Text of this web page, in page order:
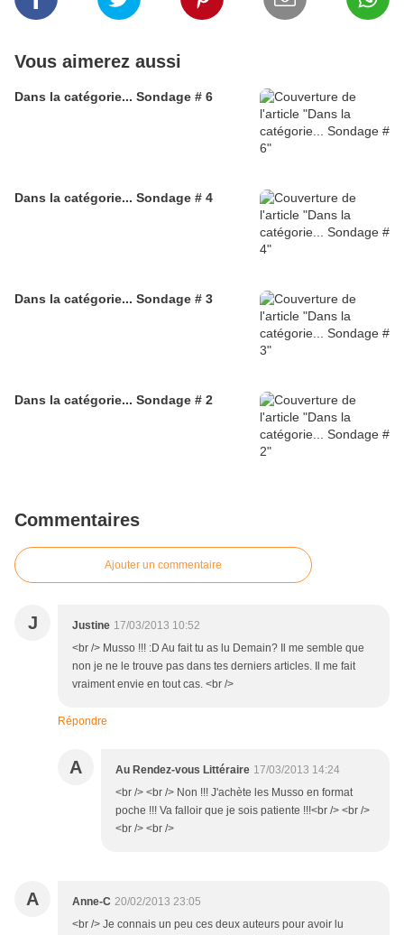
Vous aimerez aussi
Dans la catégorie... Sondage # 6
Dans la catégorie... Sondage # 4
Dans la catégorie... Sondage # 3
Dans la catégorie... Sondage # 2
Commentaires
Ajouter un commentaire
J Justine 17/03/2013 10:52
<br /> Musso !!! :D Au fait tu as lu Demain? Il me semble que
non je ne le trouve pas dans tes derniers articles. Il me fait
vraiment envie en tout cas. <br />
Répondre
A Au Rendez-vous Littéraire 17/03/2013 14:24
<br /> <br /> Non !!! J'achète les Musso en format
poche !!! Va falloir que je sois patiente !!!<br /> <br />
<br /> <br />
A Anne-C 20/02/2013 23:05
<br /> Je connais un peu ces deux auteurs pour avoir lu